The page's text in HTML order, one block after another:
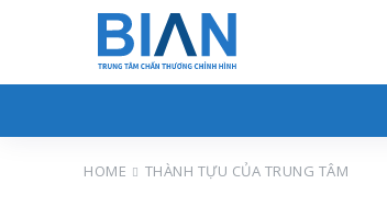
HOME THÀNH TỰU CỦA TRUNG TÂM